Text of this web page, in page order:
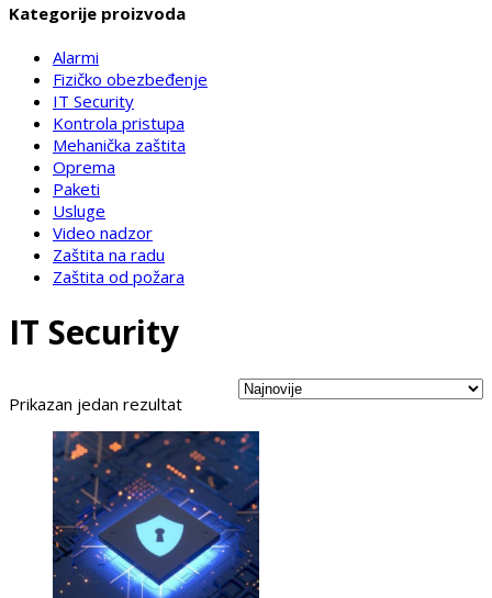
Kategorije proizvoda
Alarmi
Fizičko obezbeđenje
IT Security
Kontrola pristupa
Mehanička zaštita
Oprema
Paketi
Usluge
Video nadzor
Zaštita na radu
Zaštita od požara
IT Security
Prikazan jedan rezultat